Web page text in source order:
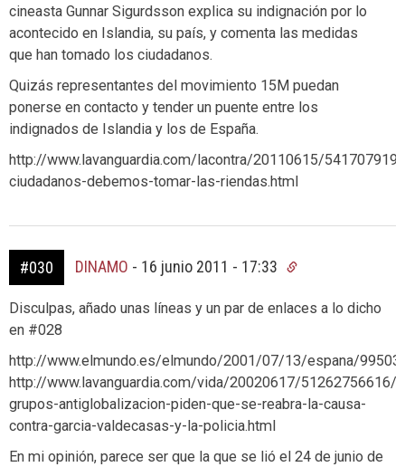
cineasta Gunnar Sigurdsson explica su indignación por lo
acontecido en Islandia, su país, y comenta las medidas
que han tomado los ciudadanos.
Quizás representantes del movimiento 15M puedan
ponerse en contacto y tender un puente entre los
indignados de Islandia y los de España.
http://www.lavanguardia.com/lacontra/20110615/
ciudadanos-debemos-tomar-las-riendas.html
#030 DINAMO - 16 junio 2011 - 17:33
Disculpas, añado unas líneas y un par de enlaces a lo dicho
en #028
http://www.elmundo.es/elmundo/2001/07/13/espana/
http://www.lavanguardia.com/vida/20020617/51262756616/
grupos-antiglobalizacion-piden-que-se-reabra-la-causa-
contra-garcia-valdecasas-y-la-policia.html
En mi opinión, parece ser que la que se lió el 24 de junio de